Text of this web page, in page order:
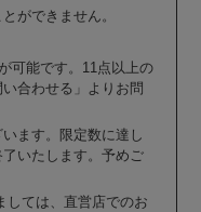
ができません。
可能です。11点以上の
合わせる」よりお問
ます。限定数に達し
いたします。予めご
しては、直営店でのお